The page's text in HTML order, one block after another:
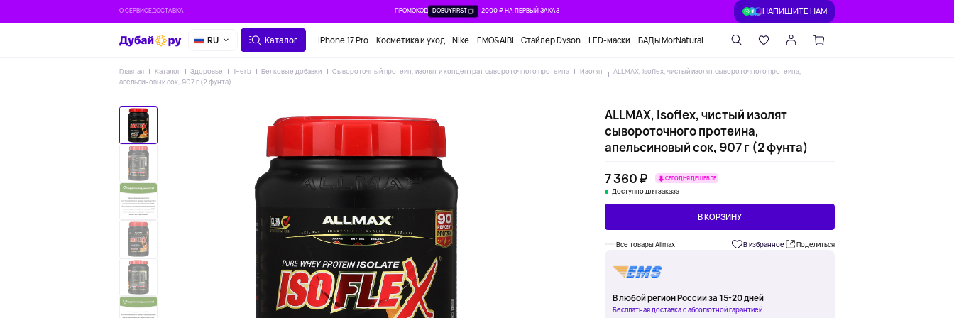
О СЕРВИСЕДОСТАВКА ПРОМОКОД DOBUYFIRST -2000 ₽ НА ПЕРВЫЙ ЗАКАЗ НАПИШИТЕ НАМ
RU Каталог iPhone 17 Pro Косметика и уход Nike EMO&AIBI Стайлер Dyson LED-маски БАДы MorNatural
Главная Каталог Здоровье IHerb Белковые добавки Сывороточный протеин, изолят и концентрат сывороточного протеина Изолят
ALLMAX, Isoflex, чистый изолят сывороточного протеина,
апельсиновый сок, 907 г (2 фунта)
ALLMAX, Isoflex, чистый изолят
сывороточного протеина,
апельсиновый сок, 907 г (2 фунта)
7 360 ₽
СЕГОДНЯ ДЕШЕВЛЕ
Доступно для заказа
В КОРЗИНУ
Все товары Allmax В избранное Поделиться
В любой регион России за 15-20 дней
Бесплатная доставка с абсолютной гарантией